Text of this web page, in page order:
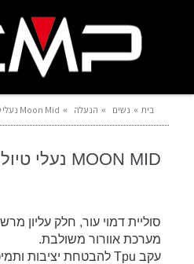
בית נשים הנעלה Moon Mid נעלי טיולים
MOON MID נעלי טיולים
סוליית דמוי עור, חלק עליון
מערכת אוורור משולבת.
עקב Tpu להבטחת יציבות ותמיכה במהלך ההליכה,